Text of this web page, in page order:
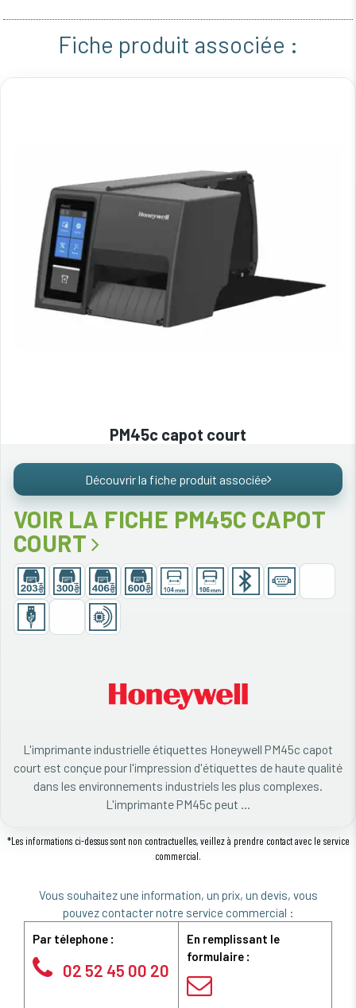
Fiche produit associée :
PM45c capot court
Découvrir la fiche produit associée
VOIR LA FICHE PM45C CAPOT
COURT
L'imprimante industrielle étiquettes Honeywell PM45c capot
court est conçue pour l'impression d'étiquettes de haute qualité
dans les environnements industriels les plus complexes.
L'imprimante PM45c peut ...
*Les informations ci-dessus sont non contractuelles, veillez à prendre contact avec le service
commercial.
Vous souhaitez une information, un prix, un devis, vous
pouvez contacter notre service commercial :
Par télephone :
02 52 45 00 20
En remplissant le
formulaire :